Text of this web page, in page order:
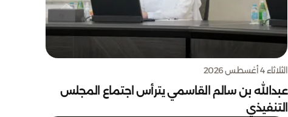
الثلاثاء 4 أغسطس 2026
عبدالله بن سالم القاسمي يترأس اجتماع المجلس
التنفيذي